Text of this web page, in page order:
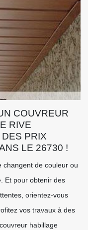
COUVREUR
RIVE
PRIX
LE 26730 !
changent de couleur ou
Et pour obtenir des
orientez-vous
vos travaux à des
habillage